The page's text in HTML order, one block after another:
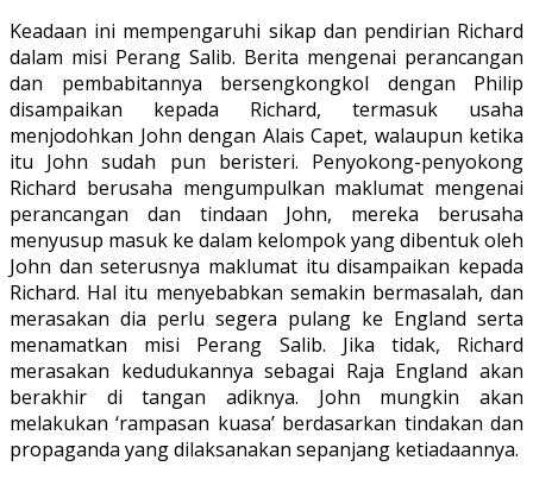
Keadaan ini mempengaruhi sikap dan pendirian Richard
dalam misi Perang Salib. Berita mengenai perancangan
dan pembabitannya bersengkongkol dengan Philip
disampaikan kepada Richard, termasuk usaha
menjodohkan John dengan Alais Capet, walaupun ketika
itu John sudah pun beristeri. Penyokong-penyokong
Richard berusaha mengumpulkan maklumat mengenai
perancangan dan tindaan John, mereka berusaha
menyusup masuk ke dalam kelompok yang dibentuk oleh
John dan seterusnya maklumat itu disampaikan kepada
Richard. Hal itu menyebabkan semakin bermasalah, dan
merasakan dia perlu segera pulang ke England serta
menamatkan misi Perang Salib. Jika tidak, Richard
merasakan kedudukannya sebagai Raja England akan
berakhir di tangan adiknya. John mungkin akan
melakukan ‘rampasan kuasa’ berdasarkan tindakan dan
propaganda yang dilaksanakan sepanjang ketiadaannya.